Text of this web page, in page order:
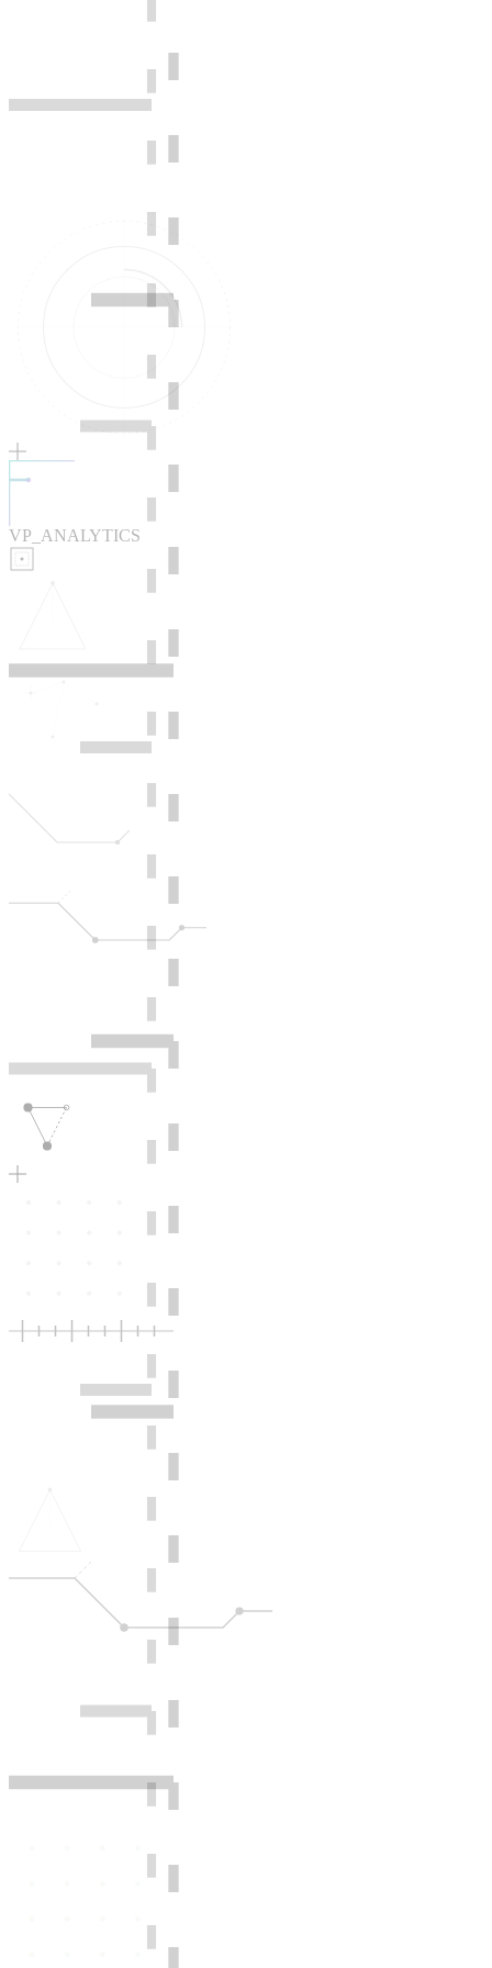
VP_ANALYTICS